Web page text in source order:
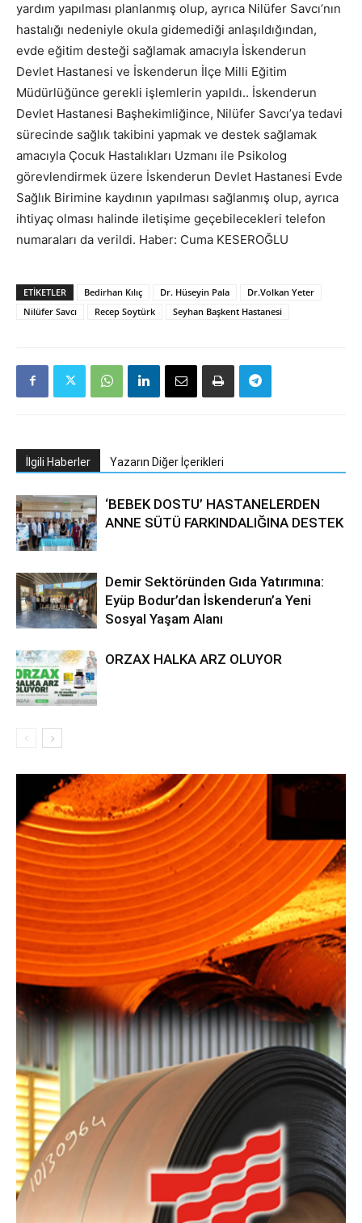
yardım yapılması planlanmış olup, ayrıca Nilüfer Savcı’nın
hastalığı nedeniyle okula gidemediği anlaşıldığından,
evde eğitim desteği sağlamak amacıyla İskenderun
Devlet Hastanesi ve İskenderun İlçe Milli Eğitim
Müdürlüğünce gerekli işlemlerin yapıldı.. İskenderun
Devlet Hastanesi Başhekimliğince, Nilüfer Savcı’ya tedavi
sürecinde sağlık takibini yapmak ve destek sağlamak
amacıyla Çocuk Hastalıkları Uzmanı ile Psikolog
görevlendirmek üzere İskenderun Devlet Hastanesi Evde
Sağlık Birimine kaydının yapılması sağlanmış olup, ayrıca
ihtiyaç olması halinde iletişime geçebilecekleri telefon
numaraları da verildi. Haber: Cuma KESEROĞLU
ETIKETLER Bedirhan Kılıç Dr. Hüseyin Pala
Dr.Volkan Yeter
Nilüfer Savcı
Recep Soytürk Seyhan Başkent Hastanesi
İlgili Haberler Yazarın Diğer İçerikleri
‘BEBEK DOSTU’ HASTANELERDEN
ANNE SÜTÜ FARKINDALIĞINA DESTEK
Demir Sektöründen Gıda Yatırımına:
Eyüp Bodur’dan İskenderun’a Yeni
Sosyal Yaşam Alanı
ORZAX HALKA ARZ OLUYOR